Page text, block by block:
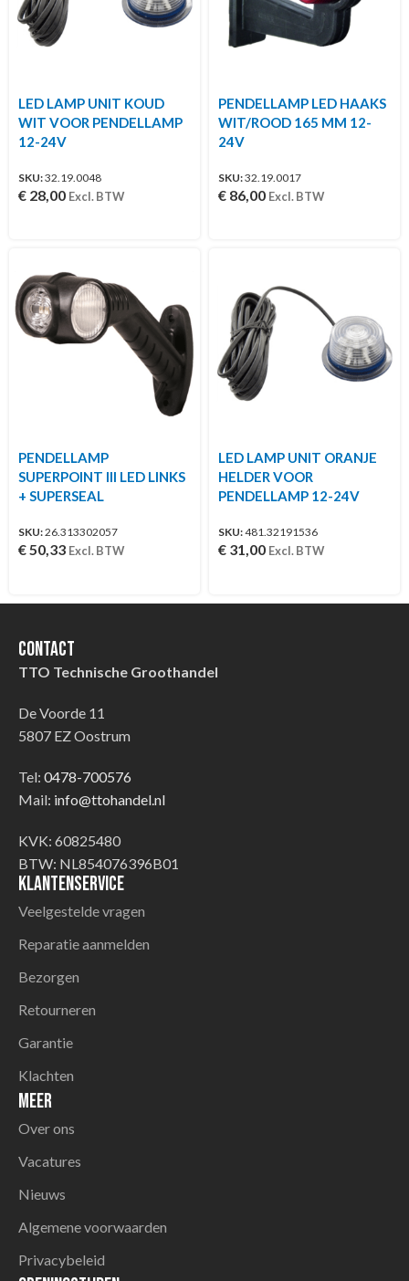
LED LAMP UNIT KOUD
WIT VOOR PENDELLAMP
12-24V
SKU:32.19.0048
€ 28,00 Excl. BTW
PENDELLAMP LED HAAKS
WIT/ROOD 165 MM 12-
24V
SKU:32.19.0017
€ 86,00 Excl. BTW
PENDELLAMP
SUPERPOINT III LED LINKS
+ SUPERSEAL
SKU:26.313302057
€50,33 Excl. BTW
LED LAMP UNIT ORANJE
HELDER VOOR
PENDELLAMP 12-24V
SKU:481.32191536
€ 31,00 Excl. BTW
Contact
TTO Technische Groothandel
De Voorde 11
5807 EZ Oostrum
Tel: 0478-700576
Mail: info@ttohandel.nl
KVK: 60825480
BTW: NL854076396B01
Klantenservice
Veelgestelde vragen
Reparatie aanmelden
Bezorgen
Retourneren
Garantie
Klachten
Meer
Over ons
Vacatures
Nieuws
Algemene voorwaarden
Privacybeleid